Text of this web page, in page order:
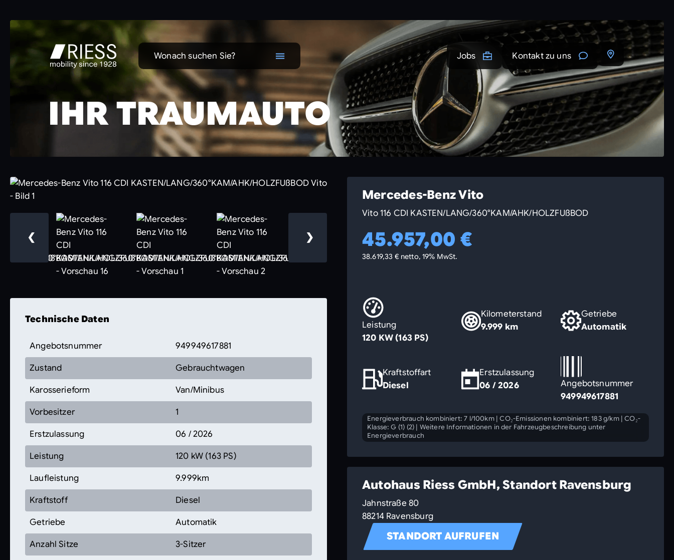
Wonach suchen Sie? Jobs Kontakt zu uns
IHR TRAUMAUTO
❮ ❯
Technische Daten
Angebotsnummer 949949617881
Zustand Gebrauchtwagen
Karosserieform Van/Minibus
Vorbesitzer 1
Erstzulassung 06 / 2026
Leistung 120 kW (163 PS)
Laufleistung 9.999km
Kraftstoff Diesel
Getriebe Automatik
Anzahl Sitze 3-Sitzer
Mercedes-Benz Vito
Vito 116 CDI KASTEN/LANG/360°KAM/AHK/HOLZFUßBOD
45.957,00 €
38.619,33 € netto, 19% MwSt.
Leistung
120 KW (163 PS)
Kilometerstand
9.999 km
Getriebe
Automatik
Kraftstoffart
Diesel
Erstzulassung
06 / 2026
Angebotsnummer
949949617881
Energieverbrauch kombiniert: 7 l/100km|CO₂-Emissionen kombiniert: 183 g/km|CO₂-
Klasse: G (1) (2) | Weitere Informationen in der Fahrzeugbeschreibung unter
Energieverbrauch
Autohaus Riess GmbH, Standort Ravensburg
Jahnstraße 80
88214 Ravensburg
STANDORT AUFRUFEN